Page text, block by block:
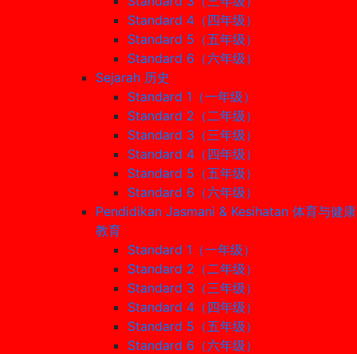
Standard 4（四年级）
Standard 5（五年级）
Standard 6（六年级）
Sejarah 历史
Standard 1（一年级）
Standard 2（二年级）
Standard 3（三年级）
Standard 4（四年级）
Standard 5（五年级）
Standard 6（六年级）
Pendidikan Jasmani & Kesihatan 体育与健康
教育
Standard 1（一年级）
Standard 2（二年级）
Standard 3（三年级）
Standard 4（四年级）
Standard 5（五年级）
Standard 6（六年级）